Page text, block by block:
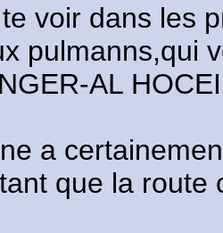
voir dans les
pulmanns,qui
AL
a
que la route